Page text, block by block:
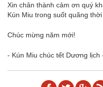
Xin chân thành cảm ơn quý
Kún Miu trong suốt quãng
Chúc mừng năm mới!
- Kún Miu chúc tết Dương lịch